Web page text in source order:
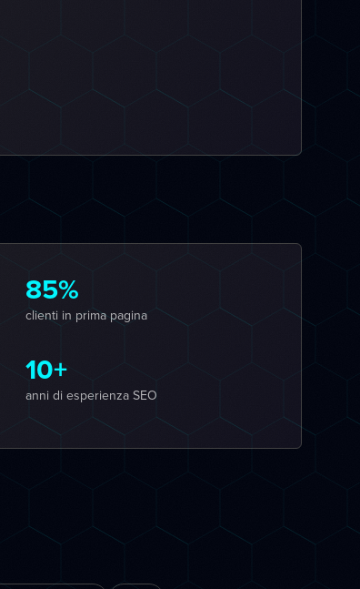
85%
clienti in prima pagina
10+
anni di esperienza SEO